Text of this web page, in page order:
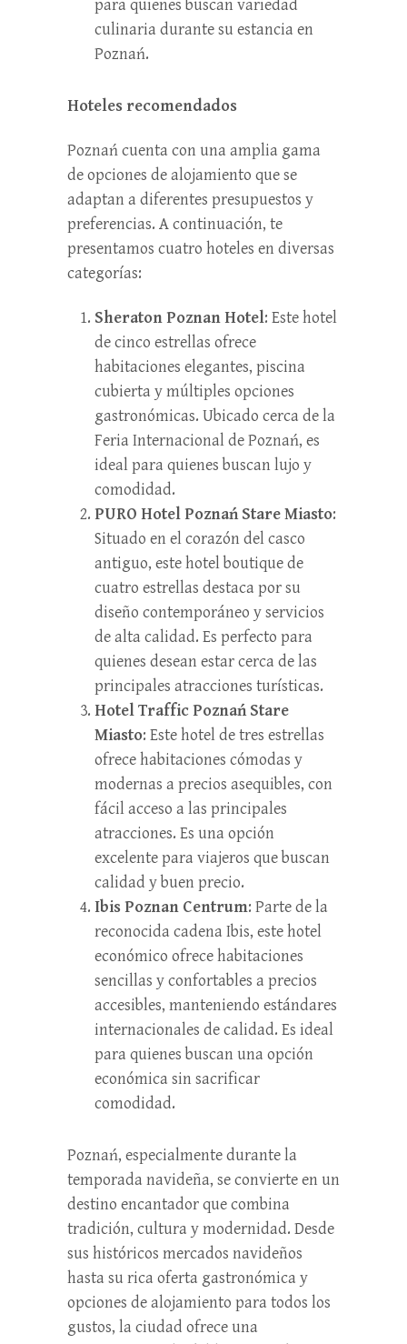
para quienes buscan variedad
culinaria durante su estancia en
Poznań.
Hoteles recomendados
Poznań cuenta con una amplia gama
de opciones de alojamiento que se
adaptan a diferentes presupuestos y
preferencias. A continuación, te
presentamos cuatro hoteles en diversas
categorías:
Sheraton Poznan Hotel: Este hotel
de cinco estrellas ofrece
habitaciones elegantes, piscina
cubierta y múltiples opciones
gastronómicas. Ubicado cerca de la
Feria Internacional de Poznań, es
ideal para quienes buscan lujo y
comodidad.
PURO Hotel Poznań Stare Miasto:
Situado en el corazón del casco
antiguo, este hotel boutique de
cuatro estrellas destaca por su
diseño contemporáneo y servicios
de alta calidad. Es perfecto para
quienes desean estar cerca de las
principales atracciones turísticas.
Hotel Traffic Poznań Stare
Miasto: Este hotel de tres estrellas
ofrece habitaciones cómodas y
modernas a precios asequibles, con
fácil acceso a las principales
atracciones. Es una opción
excelente para viajeros que buscan
calidad y buen precio.
Ibis Poznan Centrum: Parte de la
reconocida cadena Ibis, este hotel
económico ofrece habitaciones
sencillas y confortables a precios
accesibles, manteniendo estándares
internacionales de calidad. Es ideal
para quienes buscan una opción
económica sin sacrificar
comodidad.
Poznań, especialmente durante la
temporada navideña, se convierte en un
destino encantador que combina
tradición, cultura y modernidad. Desde
sus históricos mercados navideños
hasta su rica oferta gastronómica y
opciones de alojamiento para todos los
gustos, la ciudad ofrece una